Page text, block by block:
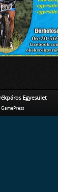
Egyesület
GamePress